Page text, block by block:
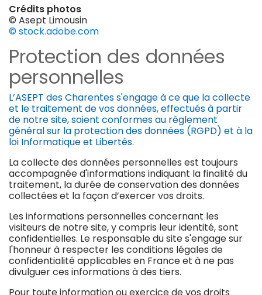
Crédits photos
© Asept Limousin
© stock.adobe.com
Protection des données
personnelles
L’ASEPT des Charentes s'engage à ce que la collecte
et le traitement de vos données, effectués à partir
de notre site, soient conformes au règlement
général sur la protection des données (RGPD) et à la
loi Informatique et Libertés.
La collecte des données personnelles est toujours
accompagnée d'informations indiquant la finalité du
traitement, la durée de conservation des données
collectées et la façon d’exercer vos droits.
Les informations personnelles concernant les
visiteurs de notre site, y compris leur identité, sont
confidentielles. Le responsable du site s'engage sur
l'honneur à respecter les conditions légales de
confidentialité applicables en France et à ne pas
divulguer ces informations à des tiers.